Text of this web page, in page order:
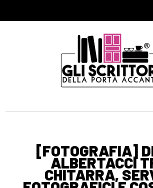
[FOTOGRAFIA]
ALBERTACCI
CHITARRA,